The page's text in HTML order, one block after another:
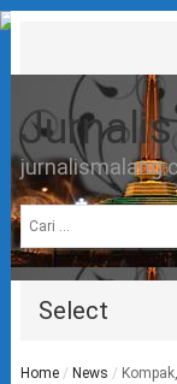
Cari
untuk:
Select
Home / News /